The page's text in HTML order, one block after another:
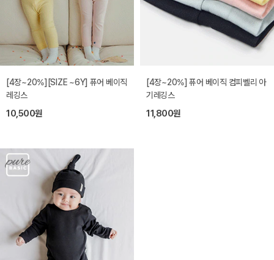
[4장~20%][SIZE ~6Y] 퓨어 베이직
레깅스
10,500원
[4장~20%] 퓨어 베이직 컴피벨리 아
기레깅스
11,800원